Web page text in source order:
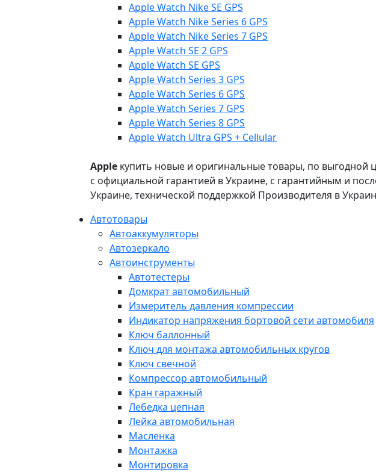
Apple Watch Nike SE GPS
Apple Watch Nike Series 6 GPS
Apple Watch Nike Series 7 GPS
Apple Watch SE 2 GPS
Apple Watch SE GPS
Apple Watch Series 3 GPS
Apple Watch Series 6 GPS
Apple Watch Series 7 GPS
Apple Watch Series 8 GPS
Apple Watch Ultra GPS + Cellular
Apple купить новые и оригинальные товары, по выгодной
с официальной гарантией в Украине, с гарантийным и
Украине, технической поддержкой Производителя в
Автотовары
Автоаккумуляторы
Автозеркало
Автоинструменты
Автотестеры
Домкрат автомобильный
Измеритель давления компрессии
Индикатор напряжения бортовой сети автомобиля
Ключ баллонный
Ключ для монтажа автомобильных кругов
Ключ свечной
Компрессор автомобильный
Кран гаражный
Лебедка цепная
Лейка автомобильная
Масленка
Монтажка
Монтировка